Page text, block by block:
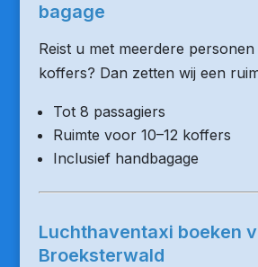
bagage
Reist u met meerdere
koffers? Dan zetten wij een
Tot 8 passagiers
Ruimte voor 10–12 koffers
Inclusief handbagage
Luchthaventaxi boeken
Broeksterwald